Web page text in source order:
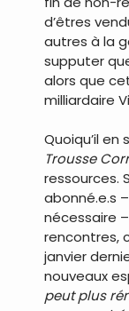
d’êtres
autres à la
supputer
alors que
milliardaire
Quoiqu’il
Trousse
ressources.
abonné.e.s
nécessaire
rencontres,
janvier
nouveaux
peut plus